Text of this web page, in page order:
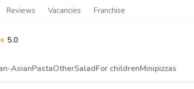
Reviews Vacancies Franchise
5.0
AsianPastaOtherSaladFor childrenMinipizzas